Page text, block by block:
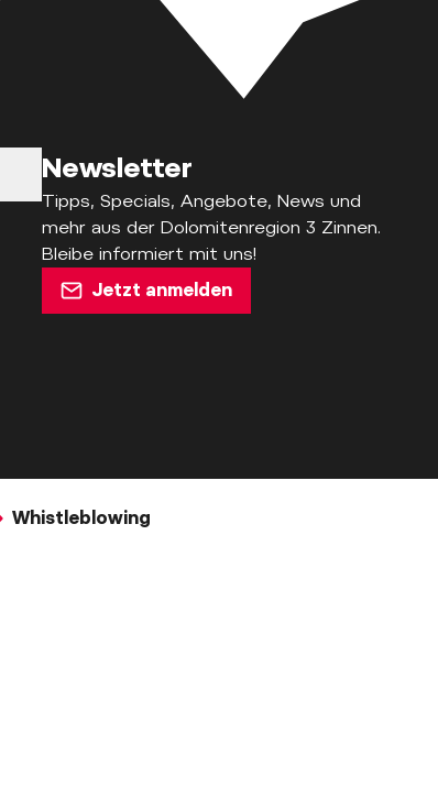
Newsletter
Tipps, Specials, Angebote, News und
mehr aus der Dolomitenregion 3 Zinnen.
Bleibe informiert mit uns!
Jetzt anmelden
Whistleblowing